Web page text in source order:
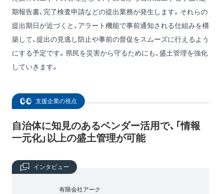
期報告書、完了検査申請などの提出業務が発生します。それらの
提出期日が近づくと、アラート機能で事前通知される仕組みを構
築して、提出の見逃し防止や事前の督促をスムーズに行えるよう
にする予定です。県民を災害から守るためにも、盛土管理を強化
していきます。
支援企業の視点
自治体に知見のあるベンダー活用で、「情報
一元化」以上の盛土管理が可能
インタビュー
有限会社アーク